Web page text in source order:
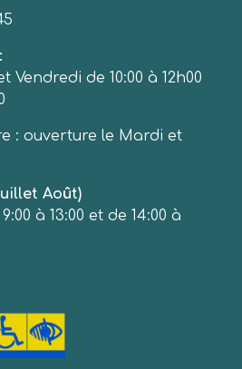
Vendredi de 10:00 à 12h00
: ouverture le Mardi et
Août)
à 13:00 et de 14:00 à